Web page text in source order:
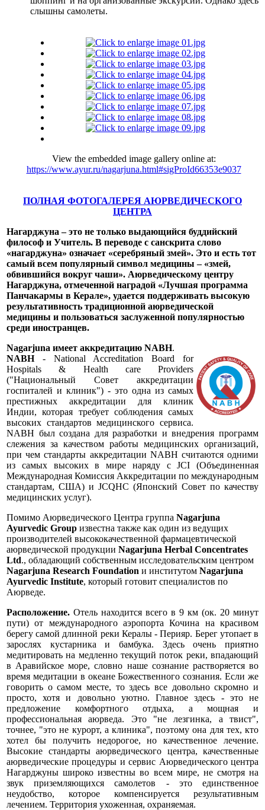
слышны самолеты.
View the embedded image gallery online at:
https://www.ayur.ru/nagarjuna.html#sigProId66353e9037
ПОЛНАЯ ФОТОГАЛЕРЕЯ АЮРВЕДИЧЕСКОГО
ЦЕНТРА
Нагарджуна – это не только выдающийся буддийский
философ и Учитель. В переводе с санскрита слово
«нагарджуна» означает «серебряный змей». Это и есть тот
самый всем популярный символ медицины – «змей,
обвившийся вокруг чаши». Аюрведическому центру
Нагарджуна, отмеченной наградой «Лучшая программа
Панчакармы в Керале», удается поддерживать высокую
результативность традиционной аюрведической
медицины и пользоваться заслуженной популярностью
среди иностранцев.
Nagarjuna имеет аккредитацию NABH.
NABH- National Accreditation Board for
Hospitals & Health care Providers
("Национальный Совет аккредитации
госпиталей и клиник") - это одна из самых
престижных аккредитации для клиник
Индии, которая требует соблюдения самых
высоких стандартов медицинского сервиса.
NABH был создана для разработки и внедрения программ
слежения за качеством работы медицинских организаций,
при чем стандарты аккредитации NABH считаются одними
из самых высоких в мире наряду с JCI (Объединенная
Международная Комиссия Аккредитации по международным
стандартам, США) и JCQHC (Японский Совет по качеству
медицинских услуг).
Помимо Аюрведического Центра группа Nagarjuna
Ayurvedic Group известна также как один из ведущих
производителей высококачественной фармацевтической
аюрведической продукции Nagarjuna Herbal Concentrates
Ltd., обладающий собственным исследовательским центром
Nagarjuna Research Foundation и институтом Nagarjuna
Ayurvedic Institute, который готовит специалистов по
Аюрведе.
Расположение. Отель находится всего в 9 км (ок. 20 минут
пути) от международного аэропорта Кочина на красивом
берегу самой длинной реки Кералы - Перияр. Берег утопает в
зарослях кустарника и бамбука. Здесь очень приятно
медитировать на медленно текущий поток реки, впадающий
в Аравийское море, словно наше сознание растворяется во
время медитации в океане Божественного сознания. Если же
говорить о самом месте, то здесь все довольно скромно и
просто, хотя и довольно уютно. Главное здесь - это не
предложение комфортного отдыха, а мощная и
профессиональная аюрведа. Это "не лезгинка, а твист",
точнее, "это не курорт, а клиника", поэтому она для тех, кто
хотел бы получить недорогое, но качественное лечение.
Высокие стандарты аюрведического центра, качественные
аюрведические процедуры и сервис Аюрведического центра
Нагарджуны широко известны во всем мире, не смотря на
звук приземляющихся самолетов - это единственное
неудобство, которое компенсируется результативным
лечением. Территория ухоженная, охраняемая.